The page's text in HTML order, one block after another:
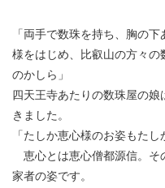
「両手で数珠を持ち、胸の
様をはじめ、比叡山の方々
のかしら」
四天王寺あたりの数珠屋の
きました。
「たしか恵心様のお姿もたし
恵心とは恵心僧都源信。そ
家者の姿です。